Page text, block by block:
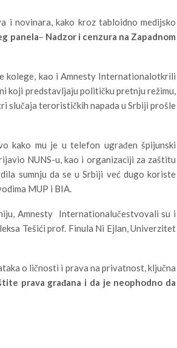
i novinara, kako kroz tabloidno medijsko
panela– Nadzor i cenzura na Zapadnom
kolege, kao i Amnesty Internationalotkrili
koji predstavljaju političku pretnju režimu,
slučaja terorističkih napada u Srbiji prošle
kako mu je u telefon ugrađen špijunski
NUNS-u, kao i organizaciji za zaštitu
sumnju da se u Srbiji već dugo koriste
MUP i BIA.
Amnesty Internationalučestvovali su i
Tešići prof. Finula Ni Ejlan, Univerzitet
o ličnosti i prava na privatnost, ključna
prava građana i da je neophodno da